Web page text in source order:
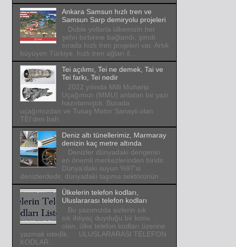
Ankara Samsun hızlı tren ve
Samsun Sarp demiryolu projeleri
Duble yollarla ülkemizin her
şehri birbirine bağlandı, şimdi
sırada hızlı tren projeleri var. Artık
büyüyen Türkiye, hızlı tren ağları il...
Tei açılımı, Tei ne demek, Tai ve
Tei farkı, Tei nedir
2022 yılında Milli Muharip
Uçağımızı (MMU) anlatan bir yazı
hazırlamıştık. Burada
uçağımızdan ve Tusaş Motor Sanayii olan
TEI'den bah...
Deniz altı tünellerimiz, Marmaray
denizin kaç metre altında
Denizler dünyadaki dengenin
en önemli merkezlerinden biridir.
Dünya'daki suyun %97'si
denizlerdedir, dünyadaki taşıma sektörünün ...
Ülkelerin telefon kodları,
Uluslararası telefon kodları
Bu yazımızda sizlerin sık
sık ihtiyaç duyduğu bir konu
olan, ülke telefon kodları üzerine
yazmak istedik. ULUSLARARASI TELEFON
KODLAR...